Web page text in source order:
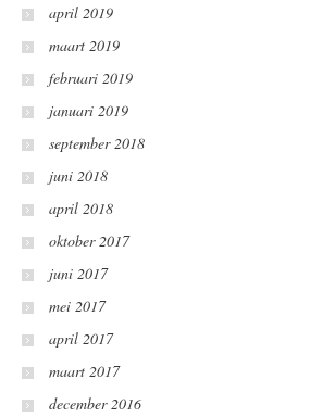
april 2019
maart 2019
februari 2019
januari 2019
september 2018
juni 2018
april 2018
oktober 2017
juni 2017
mei 2017
april 2017
maart 2017
december 2016